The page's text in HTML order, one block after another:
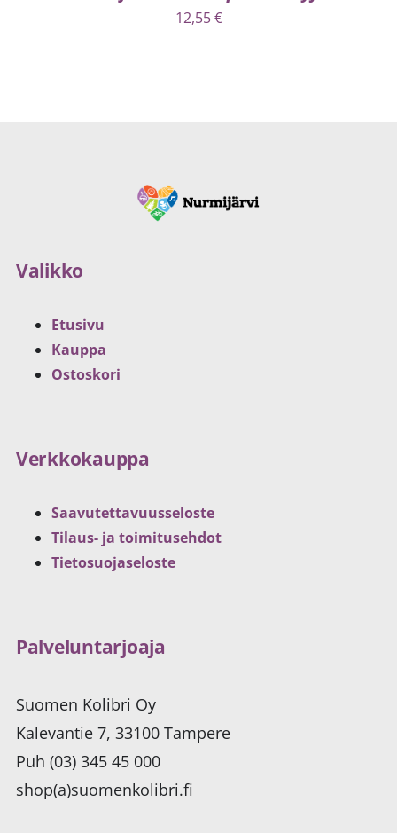
12,55€
Valikko
Etusivu
Kauppa
Ostoskori
Verkkokauppa
Saavutettavuusseloste
Tilaus- ja toimitusehdot
Tietosuojaseloste
Palveluntarjoaja
Suomen Kolibri Oy
Kalevantie 7, 33100 Tampere
Puh (03) 345 45 000
shop(a)suomenkolibri.fi